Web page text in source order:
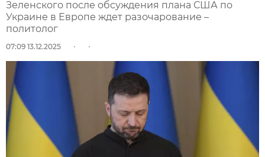
Зеленского после обсуждения плана США по
Украине в Европе ждет разочарование –
политолог
07:09 13.12.2025